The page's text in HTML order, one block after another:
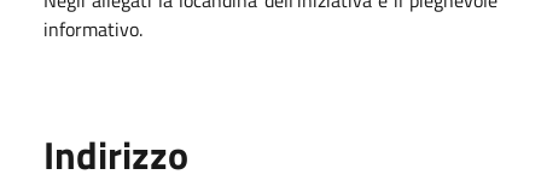
informativo.
Indirizzo